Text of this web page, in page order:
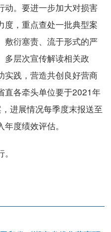
动。要进一步加大对损害
度，重点查处一批典型案
敷衍塞责、流于形式的严
多层次宣传解读相关政
实践，营造共创良好营商
直各牵头单位要于2021年
进展情况每季度末报送至
度绩效评估。